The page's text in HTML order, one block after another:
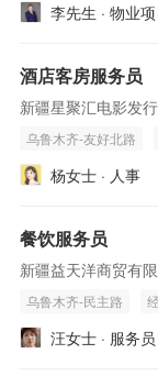
李先生 · 物业
酒店客房服务员
新疆星聚汇电影发
乌鲁木齐-友好北路
杨女士 · 人事
餐饮服务员
新疆益天洋商贸有
乌鲁木齐-民主路
汪女士 · 服务员